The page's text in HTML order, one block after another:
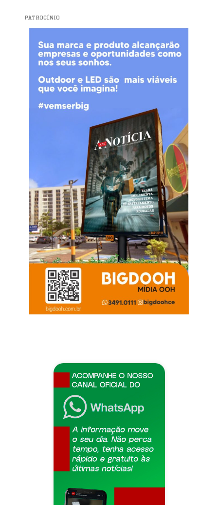
PATROCÍNIO